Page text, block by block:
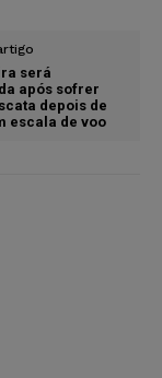
será
após sofrer
depois de
escala de voo